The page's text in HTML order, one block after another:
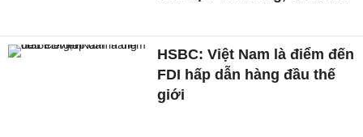
HSBC: Việt Nam là điểm đến
FDI hấp dẫn hàng đầu thế
giới